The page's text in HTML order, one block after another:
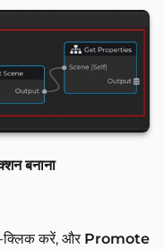
बनाना
क्लिक करें, और Promote